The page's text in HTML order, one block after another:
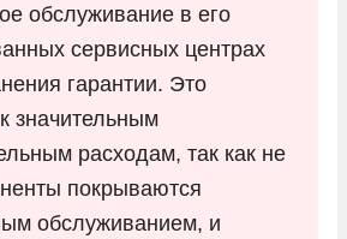
обслуживание в его
сервисных центрах
гарантии. Это
значительным
расходам, так как не
покрываются
обслуживанием, и